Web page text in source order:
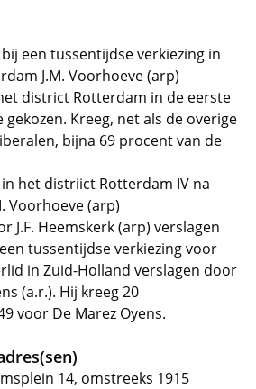
een tussentijdse verkiezing in
J.M. Voorhoeve (arp)
district Rotterdam in de eerste
Kreeg, net als de overige
bijna 69 procent van de
het distriict Rotterdam IV na
Voorhoeve (arp)
J.F. Heemskerk (arp) verslagen
tussentijdse verkiezing voor
in Zuid-Holland verslagen door
(a.r.). Hij kreeg 20
voor De Marez Oyens.
14, omstreeks 1915